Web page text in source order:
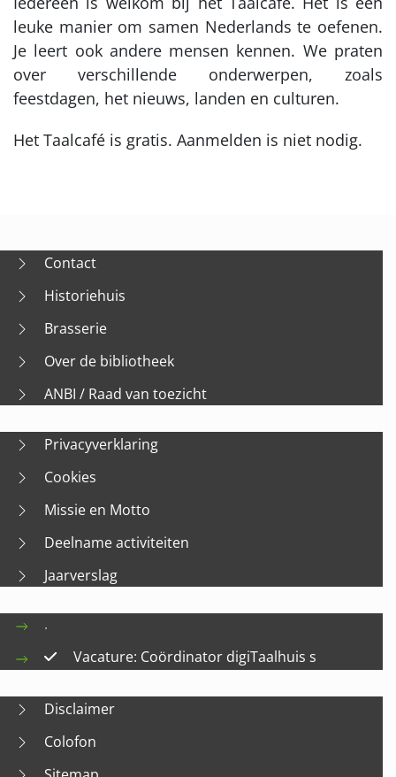
leuke manier om samen Nederlands te oefenen.
Je leert ook andere mensen kennen. We praten
over verschillende onderwerpen, zoals
feestdagen, het nieuws, landen en culturen.
Het Taalcafé is gratis. Aanmelden is niet nodig.
Contact
Historiehuis
Brasserie
Over de bibliotheek
ANBI / Raad van toezicht
Privacyverklaring
Cookies
Missie en Motto
Deelname activiteiten
Jaarverslag
.
Vacature: Coördinator digiTaalhuis s
Disclaimer
Colofon